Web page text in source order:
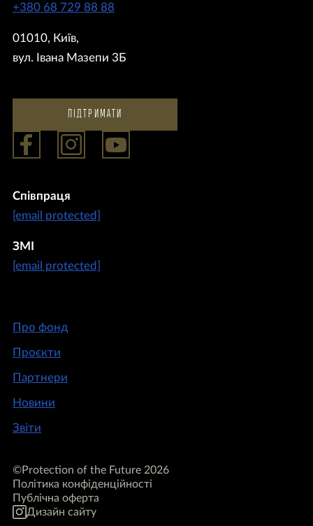
+380 68 729 88 88
01010, Київ,
вул. Івана Мазепи 3Б
Співпраця
[email protected]
ЗМІ
[email protected]
Про фонд
Проєкти
Партнери
Новини
Звіти
ПІДТРИМАТИ
©Protection of the Future 2026
Політика конфіденційності
Публічна оферта
Дизайн сайту